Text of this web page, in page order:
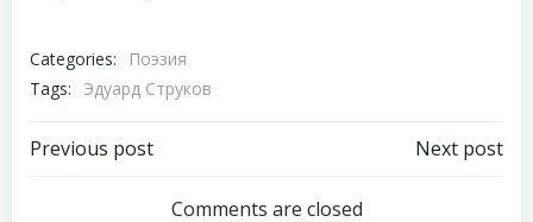
Categories:
Поэзия
Tags:
Эдуард Струков
Навигация
Previous post
Навигация
Next post
Comments are closed